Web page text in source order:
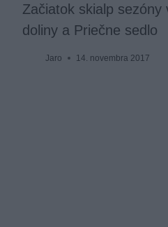
Začiatok skialp sezóny
doliny a Priečne sedlo
Jaro 14. novembra 2017